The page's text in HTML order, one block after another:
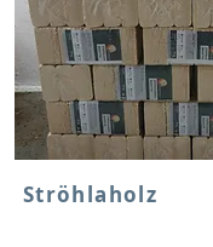
Ströhlaholz